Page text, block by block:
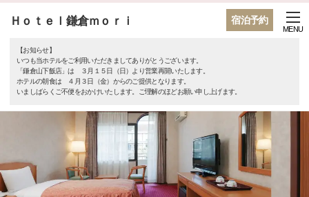
宿泊予約
Ｈｏｔｅｌ鎌倉ｍｏｒｉ
MENU
【お知らせ】
いつも当ホテルをご利用いただきましてありがとうございます。
「鎌倉山下飯店」は ３月１５日（日）より営業再開いたします。
ホテルの朝食は ４月３日（金）からのご提供となります。
いましばらくご不便をおかけいたします。ご理解のほどお願い申し上げます。